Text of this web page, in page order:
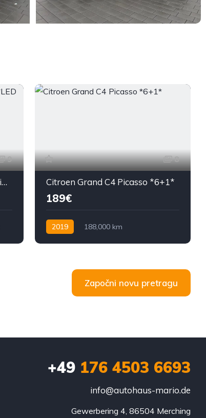
9
Ford Mondeo *EcoBlue *Titanium*LED *Kamera*
8
Citroen Grand C4 Picasso *6+1*
189€
2019
188,000 km
Započni novu pretragu
+49176 4503 6693
info@autohaus-mario.de
Gewerbering 4, 86504 Merching